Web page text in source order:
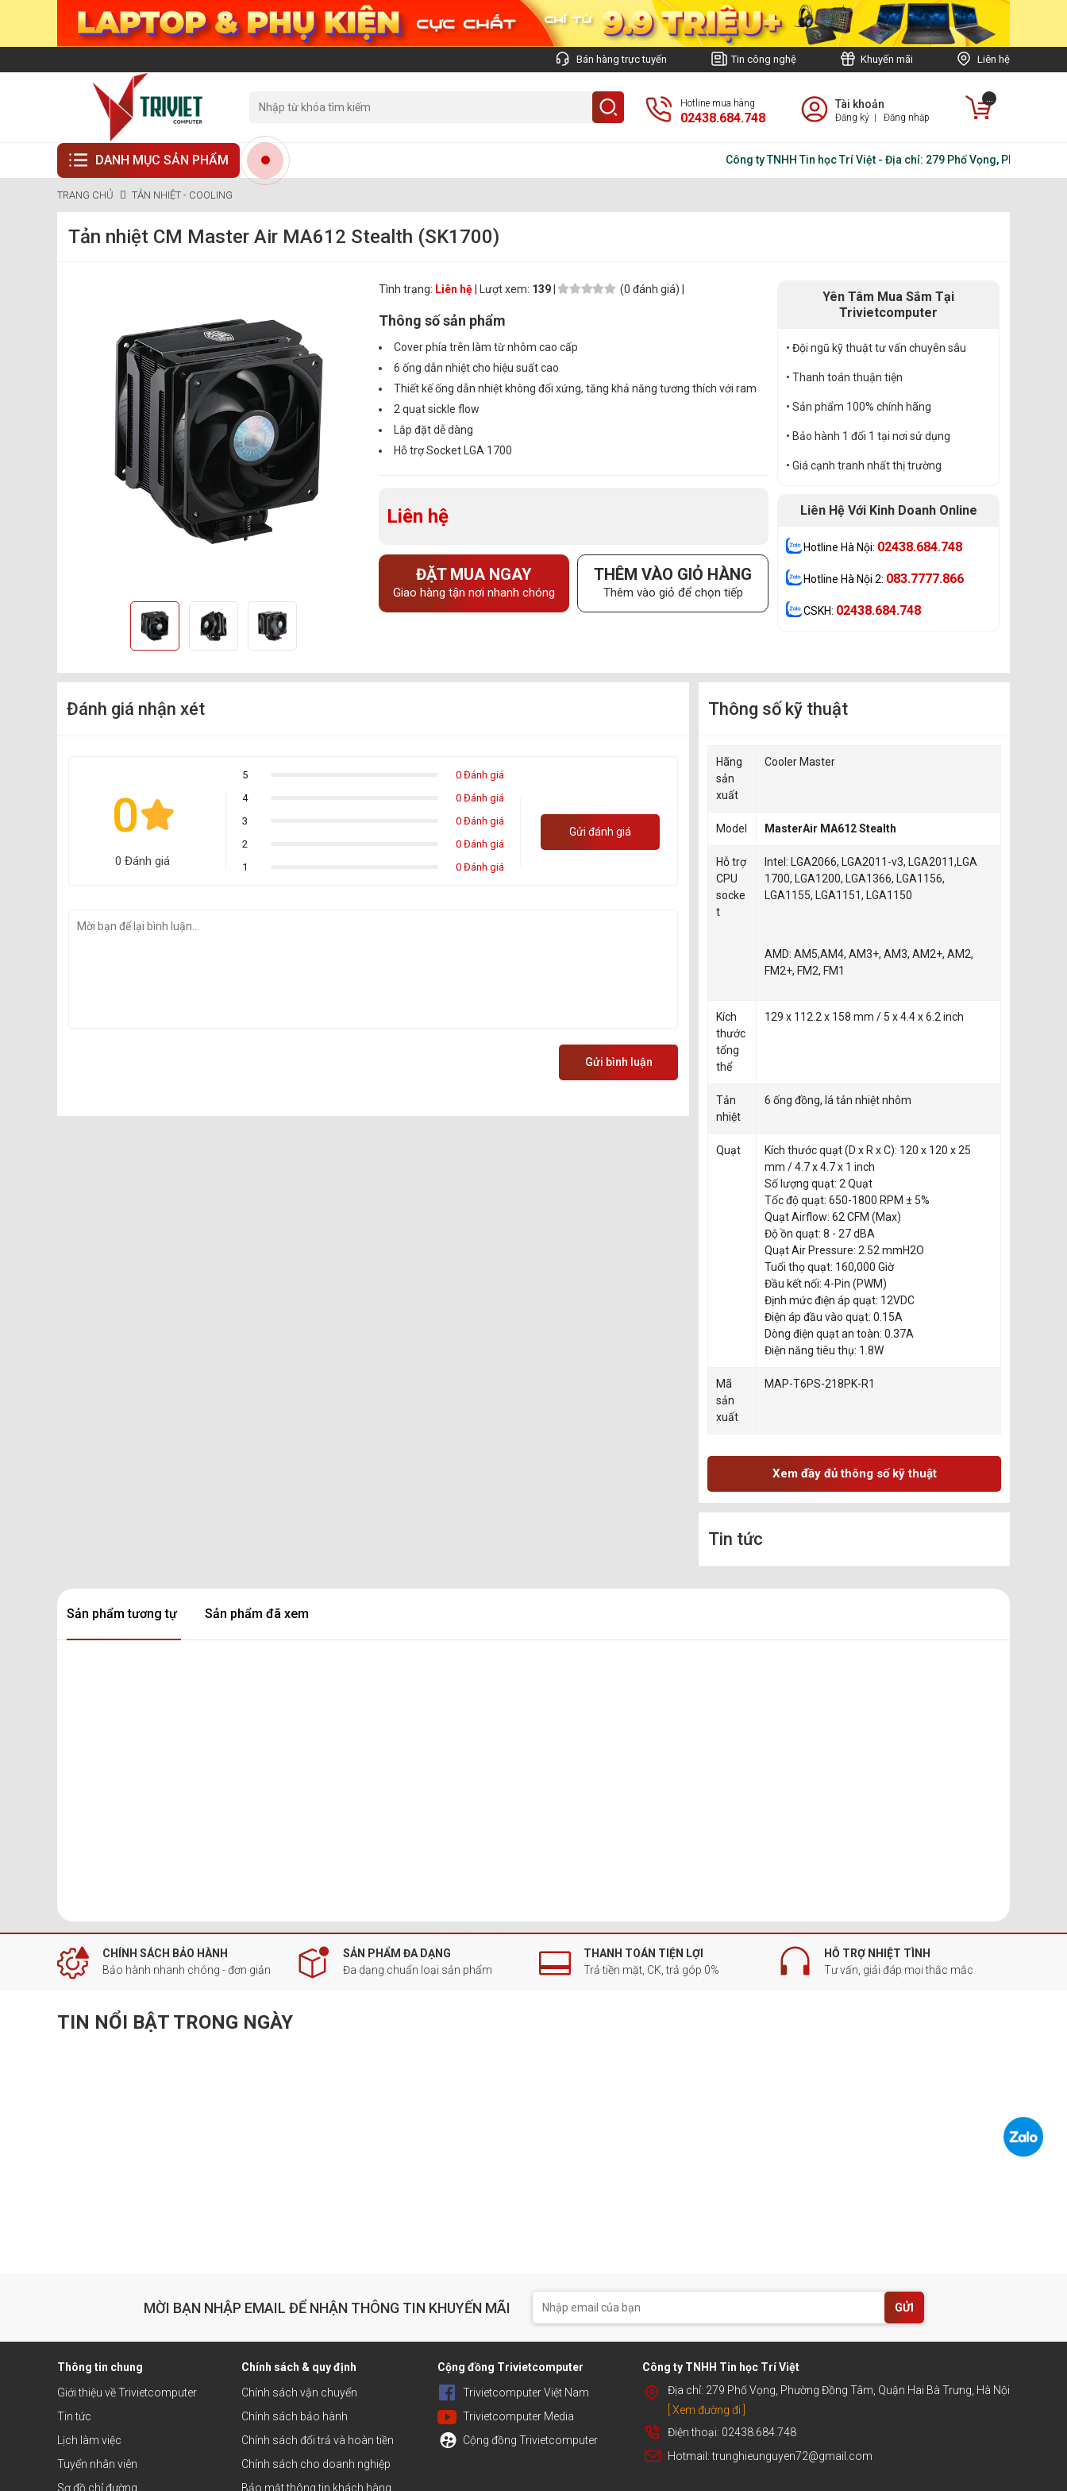
Bán hàng trực tuyến Tin công nghệ Khuyến mãi Liên hệ
Hotline mua hàng
02438.684.748
Tài khoản
Đăng ký Đăng nhập
...
DANH MỤC SẢN PHẨM Công ty TNHH Tin học Trí Việt - Địa chỉ: 279 Phố Vọng, Phường Tương
TRANG CHỦ TẢN NHIỆT - COOLING
Tản nhiệt CM Master Air MA612 Stealth (SK1700)
Tình trạng: Liên hệ| Lượt xem: 139| (0 đánh giá) |
Thông số sản phẩm
Cover phía trên làm từ nhôm cao cấp
6 ống dẫn nhiệt cho hiệu suất cao
Thiết kế ống dẫn nhiệt không đối xứng, tăng khả năng tương thích với ram
2 quạt sickle flow
Lắp đặt dễ dàng
Hỗ trợ Socket LGA 1700
Liên hệ
ĐẶT MUA NGAY
Giao hàng tận nơi nhanh chóng
THÊM VÀO GIỎ HÀNG
Thêm vào giỏ để chọn tiếp
Yên Tâm Mua Sắm Tại
Trivietcomputer
• Đội ngũ kỹ thuật tư vấn chuyên sâu
• Thanh toán thuận tiện
• Sản phẩm 100% chính hãng
• Bảo hành 1 đổi 1 tại nơi sử dụng
• Giá cạnh tranh nhất thị trường
Liên Hệ Với Kinh Doanh Online
Hotline Hà Nội: 02438.684.748
Hotline Hà Nội 2: 083.7777.866
CSKH: 02438.684.748
Đánh giá nhận xét
0
0 Đánh giá
5
0 Đánh giá
4
0 Đánh giá
3
0 Đánh giá
2
0 Đánh giá
1
0 Đánh giá
Gửi đánh giá
Gửi bình luận
Thông số kỹ thuật
Hãng
sản
xuất
Cooler Master
Model MasterAir MA612 Stealth
Hỗ trợ
CPU
socke
t
Intel: LGA2066, LGA2011-v3, LGA2011,LGA
1700, LGA1200, LGA1366, LGA1156,
LGA1155, LGA1151, LGA1150
AMD: AM5,AM4, AM3+, AM3, AM2+, AM2,
FM2+, FM2, FM1
Kích
thước
tổng
thể
129 x 112.2 x 158 mm / 5 x 4.4 x 6.2 inch
Tản
nhiệt
6 ống đồng, lá tản nhiệt nhôm
Quạt
Kích thước quạt (D x R x C): 120 x 120 x 25
mm / 4.7 x 4.7 x 1 inch
Số lượng quạt: 2 Quạt
Tốc độ quạt: 650-1800 RPM ± 5%
Quạt Airflow: 62 CFM (Max)
Độ ồn quạt: 8 - 27 dBA
Quạt Air Pressure: 2.52 mmH2O
Tuổi thọ quạt: 160,000 Giờ
Đầu kết nối: 4-Pin (PWM)
Định mức điện áp quạt: 12VDC
Điện áp đầu vào quạt: 0.15A
Dòng điện quạt an toàn: 0.37A
Điện năng tiêu thụ: 1.8W
Mã
sản
xuất
MAP-T6PS-218PK-R1
Xem đầy đủ thông số kỹ thuật
Tin tức
Sản phẩm tương tự Sản phẩm đã xem
CHÍNH SÁCH BẢO HÀNH
Bảo hành nhanh chóng - đơn giản
SẢN PHẨM ĐA DẠNG
Đa dạng chuẩn loại sản phẩm
THANH TOÁN TIỆN LỢI
Trả tiền mặt, CK, trả góp 0%
HỖ TRỢ NHIỆT TÌNH
Tư vấn, giải đáp mọi thắc mắc
TIN NỔI BẬT TRONG NGÀY
MỜI BẠN NHẬP EMAIL ĐỂ NHẬN THÔNG TIN KHUYẾN MÃI GỬI
Thông tin chung
Giới thiệu về Trivietcomputer
Tin tức
Lịch làm việc
Tuyển nhân viên
Sơ đồ chỉ đường
Chính sách & quy định
Chính sách vận chuyển
Chính sách bảo hành
Chính sách đổi trả và hoàn tiền
Chính sách cho doanh nghiệp
Bảo mật thông tin khách hàng
Cộng đồng Trivietcomputer
Trivietcomputer Việt Nam
Trivietcomputer Media
Cộng đồng Trivietcomputer
Công ty TNHH Tin học Trí Việt
Địa chỉ: 279 Phố Vọng, Phường Đồng Tâm, Quận Hai Bà Trưng, Hà Nội
[ Xem đường đi ]
Điện thoại: 02438.684.748
Hotmail: trunghieunguyen72@gmail.com